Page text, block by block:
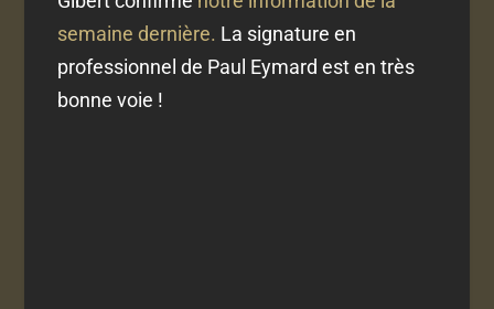
semaine dernière. La signature en
professionnel de Paul Eymard est en très
bonne voie !